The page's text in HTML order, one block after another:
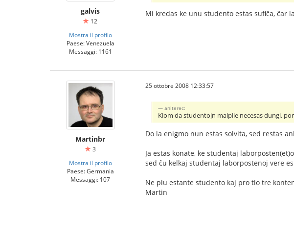
galvis
12
Mostra il profilo
Paese: Venezuela
Messaggi: 1161
Mi kredas ke unu studento estas sufiĉa, ĉar
Martinbr
3
Mostra il profilo
Paese: Germania
Messaggi: 107
25 ottobre 2008 12:33:57
aniterec:
Kiom da studentojn malplie necesas dungi,
Do la enigmo nun estas solvita, sed restas
Ja estas konate, ke studentaj
sed ĉu kelkaj studentaj laborpostenoj vere
Ne plu estante studento kaj pro tio tre
Martin